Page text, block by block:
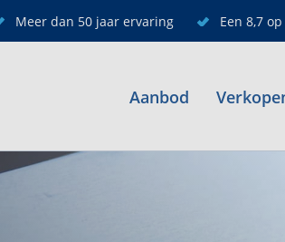
Meer dan 50 jaar ervaring Een 8,7
Aanbod